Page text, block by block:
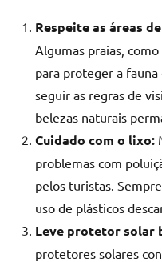
Respeite as áreas
Algumas praias,
para proteger a
seguir as regras de
belezas naturais
Cuidado com o lixo:
problemas com
pelos turistas.
uso de plásticos
Leve protetor solar
protetores solares